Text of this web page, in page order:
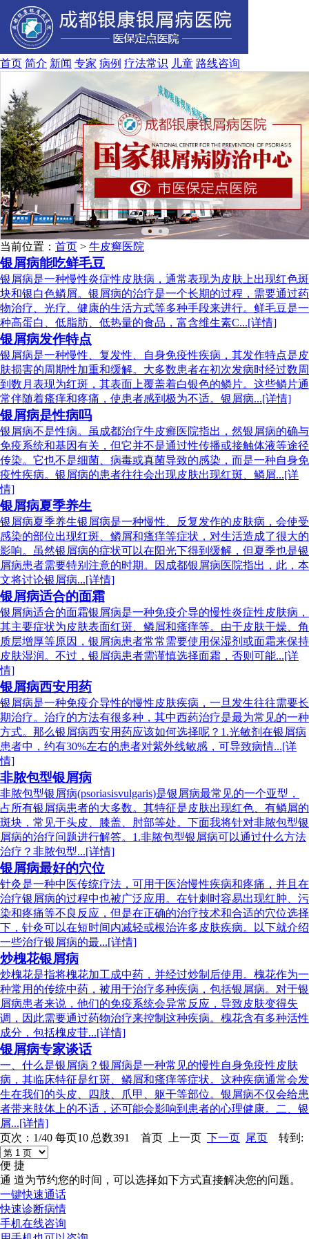
首页 简介 新闻 专家 病例 疗法常识 儿童 路线咨询
当前位置： 首页 > 牛皮癣医院
银屑病能吃鲜毛豆
银屑病是一种慢性炎症性皮肤病，通常表现为皮肤上出现红色斑
块和银白色鳞屑。银屑病的治疗是一个长期的过程，需要通过药
物治疗、光疗、健康的生活方式等多种手段来进行。鲜毛豆是一
种高蛋白、低脂肪、低热量的食品，富含维生素C...[详情]
银屑病发作特点
银屑病是一种慢性、复发性、自身免疫性疾病，其发作特点是皮
肤损害的周期性加重和缓解。大多数患者在初次发病时经过数周
到数月表现为红斑，其表面上覆盖着白银色的鳞片。这些鳞片通
常伴随着瘙痒和疼痛，使患者感到极为不适。银屑病...[详情]
银屑病是性病吗
银屑病不是性病。虽成都治疗牛皮癣医院指出，然银屑病的确与
免疫系统和基因有关，但它并不是通过性传播或接触体液等途径
传染。它也不是细菌、病毒或真菌导致的感染，而是一种自身免
疫性疾病。银屑病的患者往往会出现皮肤出现红斑、鳞屑...[详
情]
银屑病夏季养生
银屑病夏季养生银屑病是一种慢性、反复发作的皮肤病，会使受
感染的部位出现红斑、鳞屑和瘙痒等症状，对生活造成了很大的
影响。虽然银屑病的症状可以在阳光下得到缓解，但夏季也是银
屑病患者需要特别注意的时期。因成都银屑病医院指出，此，本
文将讨论银屑病...[详情]
银屑病适合的面霜
银屑病适合的面霜银屑病是一种免疫介导的慢性炎症性皮肤病，
其主要症状为皮肤表面红斑、鳞屑和瘙痒等。由于皮肤干燥、角
质层增厚等原因，银屑病患者常常需要使用保湿剂或面霜来保持
皮肤湿润。不过，银屑病患者需谨慎选择面霜，否则可能...[详
情]
银屑病西安用药
银屑病是一种免疫介导性的慢性皮肤疾病，一旦发生往往需要长
期治疗。治疗的方法有很多种，其中西药治疗是最为常见的一种
方式。那么银屑病西安用药应该如何选择呢？1.光敏剂在银屑病
患者中，约有30%左右的患者对紫外线敏感，可导致病情...[详
情]
非脓包型银屑病
非脓包型银屑病(psoriasisvulgaris)是银屑病最常见的一个亚型，
占所有银屑病患者的大多数。其特征是皮肤出现红色、有鳞屑的
斑块，常见于头皮、膝盖、肘部等处。下面我将针对非脓包型银
屑病的治疗问题进行解答。1.非脓包型银屑病可以通过什么方法
治疗？非脓包型...[详情]
银屑病最好的穴位
针灸是一种中医传统疗法，可用于医治慢性疾病和疼痛，并且在
治疗银屑病的过程中也被广泛应用。在针刺时容易出现红肿、污
染和疼痛等不良反应，但是在正确的治疗技术和合适的穴位选择
下，针灸可以在短时间内减轻或根治许多皮肤疾病。以下就介绍
一些治疗银屑病的最...[详情]
炒槐花银屑病
炒槐花是指将槐花加工成中药，并经过炒制后使用。槐花作为一
种常用的传统中药，被用于治疗多种疾病，包括银屑病。对于银
屑病患者来说，他们的免疫系统会异常反应，导致皮肤变得失
调，因此需要通过药物治疗来控制这种疾病。槐花含有多种活性
成分，包括槐皮苷...[详情]
银屑病专家谈话
一、什么是银屑病？银屑病是一种常见的慢性自身免疫性皮肤
病，其临床特征是红斑、鳞屑和瘙痒等症状。这种疾病通常会发
生在我们的头皮、四肢、爪甲、躯干等部位。银屑病不仅会给患
者带来肢体上的不适，还可能会影响到患者的心理健康。二、银
屑...[详情]
页次：1/40 每页10 总数391 首页 上一页 下一页 尾页 转到:
便 捷
通 道为节约您的时间，可以选择如下方式直接解决您的问题。
一键快速通话
快速诊断病情
手机在线咨询